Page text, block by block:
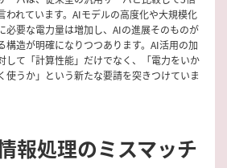
われています。AIモデルの高度化や大規模化
必要な電力量は増加し、AIの進展そのものが
構造が明確になりつつあります。AI活用の加
して「計算性能」だけでなく、「電力をいか
使うか」という新たな要請を突きつけていま
報処理のミスマッチ